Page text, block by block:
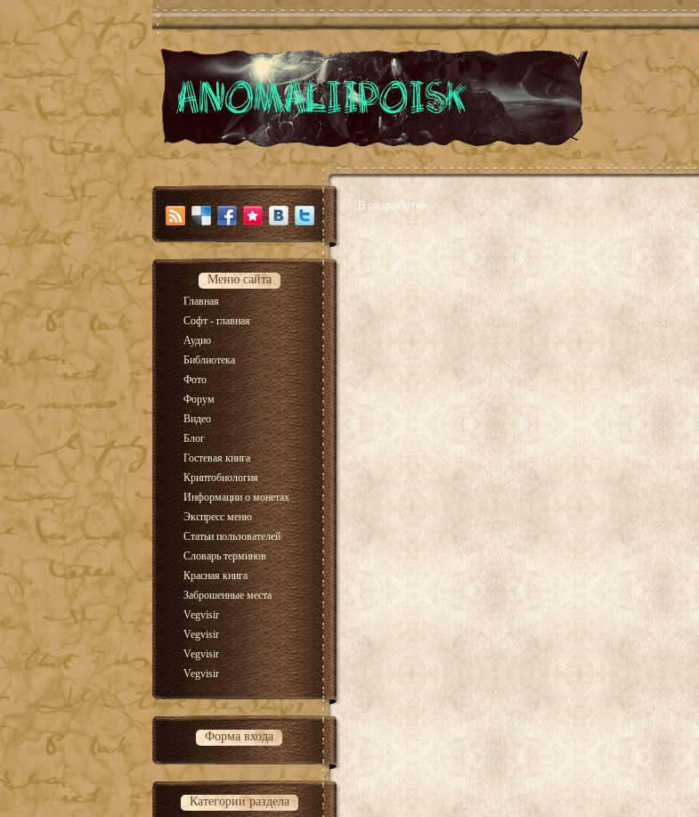
Меню сайта
Главная
Софт - главная
Аудио
Библиотека
Фото
Форум
Видео
Блог
Гостевая книга
Криптобиология
Информации о монетах
Экспресс меню
Статьи пользователей
Словарь терминов
Красная книга
Заброшенные места
Vegvisir
Vegvisir
Vegvisir
Vegvisir
Форма входа
Категории раздела
В разработке.